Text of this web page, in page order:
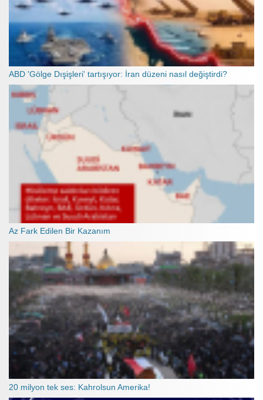
ABD 'Gölge Dışişleri' tartışıyor: İran düzeni nasıl değiştirdi?
Az Fark Edilen Bir Kazanım
20 milyon tek ses: Kahrolsun Amerika!